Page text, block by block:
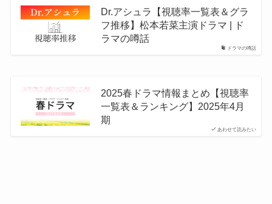
ドラマの噂話
Dr.アシュラ【視聴率一覧表＆グラ
フ推移】松本若菜主演ドラマ | ド
ラマの噂話
あわせて読みたい
2025春ドラマ情報まとめ【視聴率
一覧表＆ランキング】2025年4月
期